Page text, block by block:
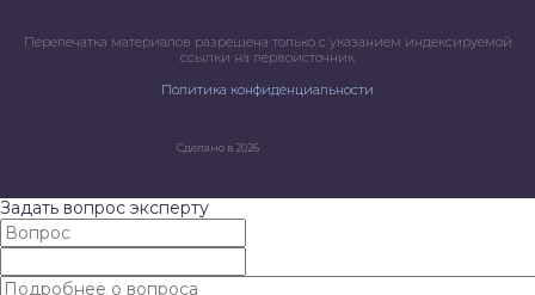
Перепечатка материалов разрешена только с указанием индексируемой
ссылки на первоисточник
Политика конфиденциальности
Сделано в 2026
Задать вопрос эксперту